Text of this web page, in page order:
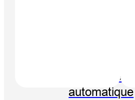
pilotage
automatique